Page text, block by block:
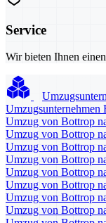
Service
Wir bieten Ihnen
Umzugsunternehmen
Umzug von Bottrop
Umzug von Bottrop
Umzug von Bottrop
Umzug von Bottrop
Umzug von Bottrop
Umzug von Bottrop
Umzug von Bottrop
Umzug von Bottrop